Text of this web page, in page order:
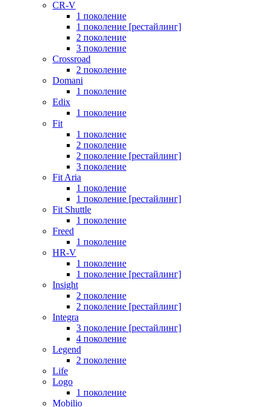
CR-V
1 поколение
1 поколение [рестайлинг]
2 поколение
3 поколение
Crossroad
2 поколение
Domani
1 поколение
Edix
1 поколение
Fit
1 поколение
2 поколение
2 поколение [рестайлинг]
3 поколение
Fit Aria
1 поколение
1 поколение [рестайлинг]
Fit Shuttle
1 поколение
Freed
1 поколение
HR-V
1 поколение
1 поколение [рестайлинг]
Insight
2 поколение
2 поколение [рестайлинг]
Integra
3 поколение [рестайлинг]
4 поколение
Legend
2 поколение
Life
Logo
1 поколение
Mobilio